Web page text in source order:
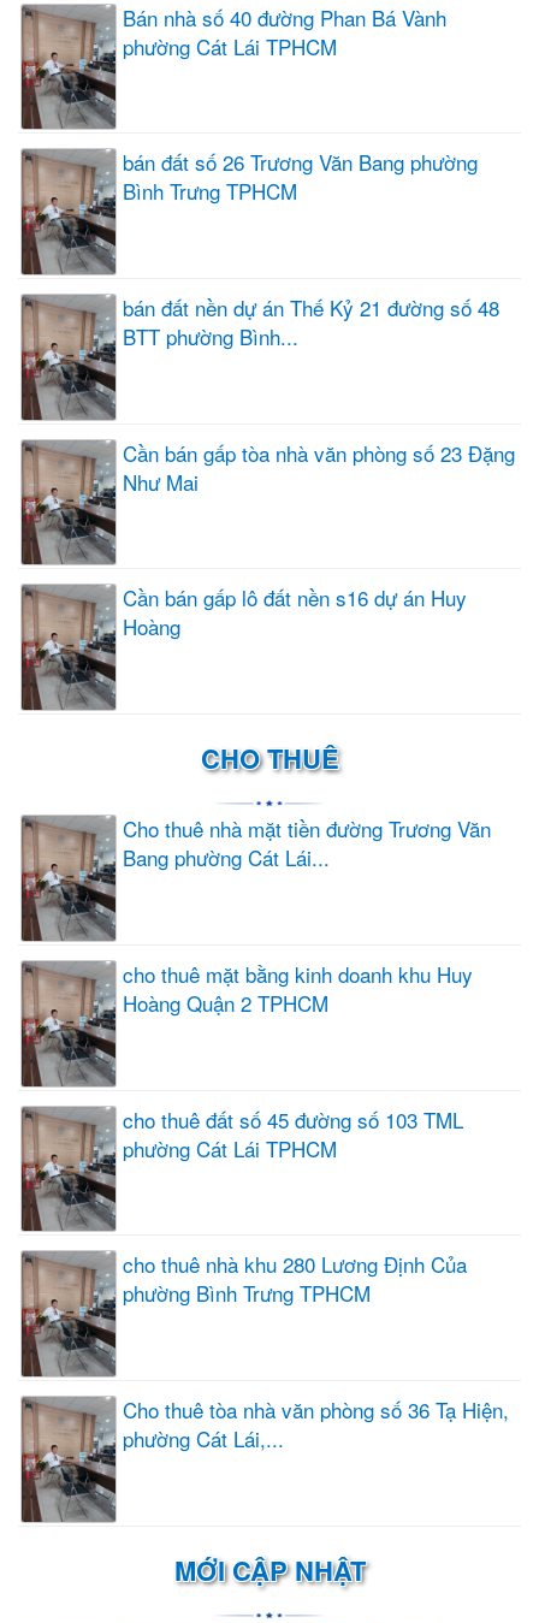
Bán nhà số 40 đường Phan Bá Vành
phường Cát Lái TPHCM
bán đất số 26 Trương Văn Bang phường
Bình Trưng TPHCM
bán đất nền dự án Thế Kỷ 21 đường số 48
BTT phường Bình...
Cần bán gấp tòa nhà văn phòng số 23 Đặng
Như Mai
Cần bán gấp lô đất nền s16 dự án Huy
Hoàng
CHO THUÊ
Cho thuê nhà mặt tiền đường Trương Văn
Bang phường Cát Lái...
cho thuê mặt bằng kinh doanh khu Huy
Hoàng Quận 2 TPHCM
cho thuê đất số 45 đường số 103 TML
phường Cát Lái TPHCM
cho thuê nhà khu 280 Lương Định Của
phường Bình Trưng TPHCM
Cho thuê tòa nhà văn phòng số 36 Tạ Hiện,
phường Cát Lái,...
MỚI CẬP NHẬT